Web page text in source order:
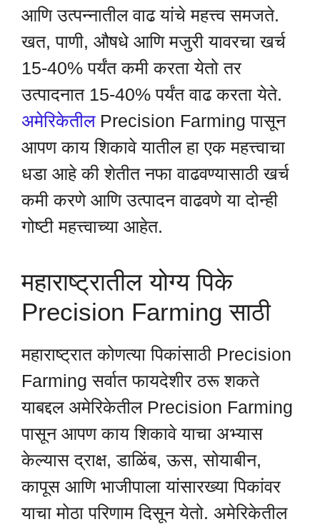
आणि उत्पन्नातील वाढ यांचे महत्त्व समजते.
खत, पाणी, औषधे आणि मजुरी यावरचा खर्च
15-40% पर्यंत कमी करता येतो तर
उत्पादनात 15-40% पर्यंत वाढ करता येते.
अमेरिकेतीलPrecision Farming पासून
आपण काय शिकावे यातील हा एक महत्त्वाचा
धडा आहे की शेतीत नफा वाढवण्यासाठी खर्च
कमी करणे आणि उत्पादन वाढवणे या दोन्ही
गोष्टी महत्त्वाच्या आहेत.
महाराष्ट्रातील योग्य पिके
Precision Farming साठी
महाराष्ट्रात कोणत्या पिकांसाठी Precision
Farming सर्वात फायदेशीर ठरू शकते
याबद्दल अमेरिकेतील Precision Farming
पासून आपण काय शिकावे याचा अभ्यास
केल्यास द्राक्ष, डाळिंब, ऊस, सोयाबीन,
कापूस आणि भाजीपाला यांसारख्या पिकांवर
याचा मोठा परिणाम दिसून येतो. अमेरिकेतील